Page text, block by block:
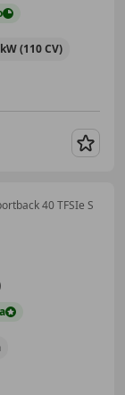
(110 CV)
40 TFSIe S